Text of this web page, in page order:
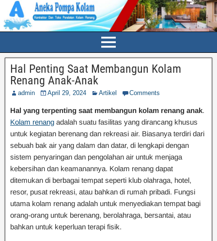
Hal Penting Saat Membangun Kolam
Renang Anak-Anak
admin April 29, 2024 Artikel Comments
Hal yang terpenting saat membangun kolam renang anak.
Kolam renang adalah suatu fasilitas yang dirancang khusus
untuk kegiatan berenang dan rekreasi air. Biasanya terdiri dari
sebuah bak air yang dalam dan datar, di lengkapi dengan
sistem penyaringan dan pengolahan air untuk menjaga
kebersihan dan keamanannya. Kolam renang dapat
ditemukan di berbagai tempat seperti klub olahraga, hotel,
resor, pusat rekreasi, atau bahkan di rumah pribadi. Fungsi
utama kolam renang adalah untuk menyediakan tempat bagi
orang-orang untuk berenang, berolahraga, bersantai, atau
bahkan untuk keperluan terapi fisik.